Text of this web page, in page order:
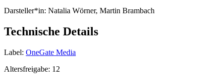
Darsteller*in: Natalia Wörner, Martin Brambach
Technische Details
Label: OneGate Media
Altersfreigabe: 12